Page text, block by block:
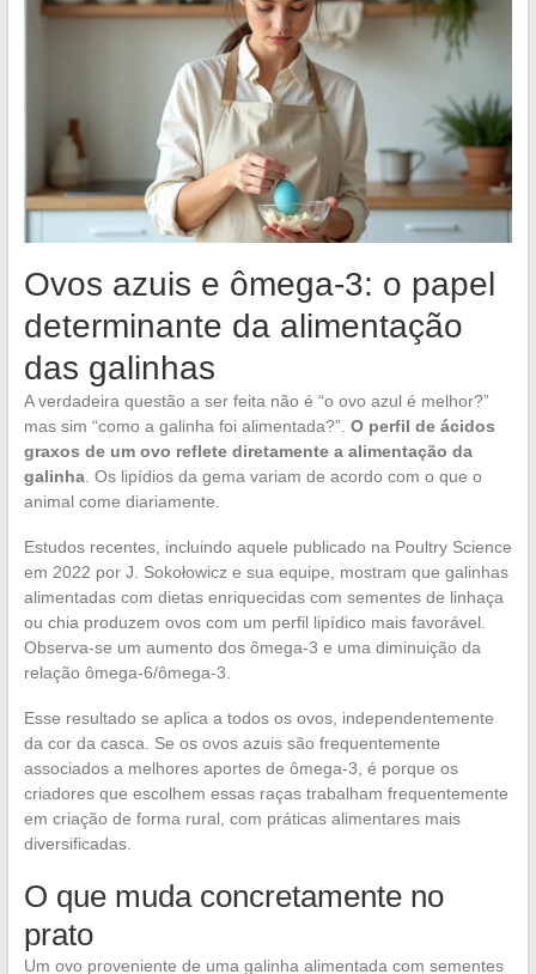
Ovos azuis e ômega-3: o papel
determinante da alimentação
das galinhas
A verdadeira questão a ser feita não é “o ovo azul é melhor?”
mas sim “como a galinha foi alimentada?”. O perfil de ácidos
graxos de um ovo reflete diretamente a alimentação da
galinha. Os lipídios da gema variam de acordo com o que o
animal come diariamente.
Estudos recentes, incluindo aquele publicado na Poultry Science
em 2022 por J. Sokołowicz e sua equipe, mostram que galinhas
alimentadas com dietas enriquecidas com sementes de linhaça
ou chia produzem ovos com um perfil lipídico mais favorável.
Observa-se um aumento dos ômega-3 e uma diminuição da
relação ômega-6/ômega-3.
Esse resultado se aplica a todos os ovos, independentemente
da cor da casca. Se os ovos azuis são frequentemente
associados a melhores aportes de ômega-3, é porque os
criadores que escolhem essas raças trabalham frequentemente
em criação de forma rural, com práticas alimentares mais
diversificadas.
O que muda concretamente no
prato
Um ovo proveniente de uma galinha alimentada com sementes